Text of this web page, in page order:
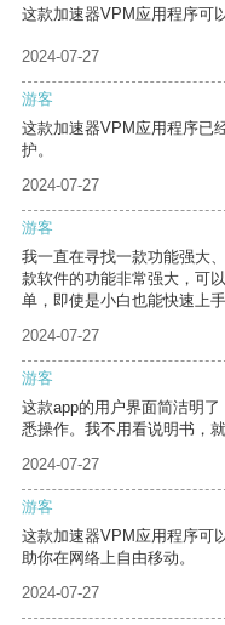
这款加速器VPM应用程序可
2024-07-27
游客
这款加速器VPM应用程序已
护。
2024-07-27
游客
我一直在寻找一款功能强大
款软件的功能非常强大，可
单，即使是小白也能快速上手
2024-07-27
游客
这款app的用户界面简洁明
悉操作。我不用看说明书，
2024-07-27
游客
这款加速器VPM应用程序可
助你在网络上自由移动。
2024-07-27